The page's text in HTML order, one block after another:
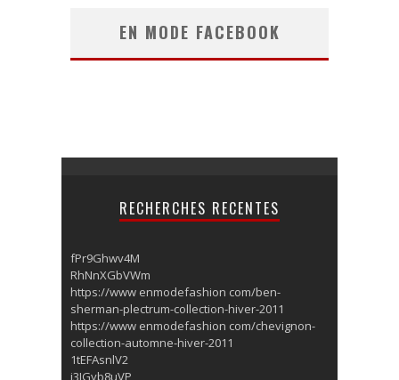
EN MODE FACEBOOK
RECHERCHES RECENTES
fPr9Ghwv4M
RhNnXGbVWm
https://www enmodefashion com/ben-
sherman-plectrum-collection-hiver-2011
https://www enmodefashion com/chevignon-
collection-automne-hiver-2011
1tEFAsnlV2
i3IGyb8uVP